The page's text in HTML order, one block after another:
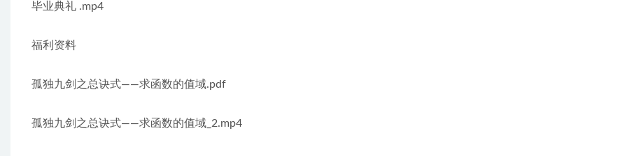
毕业典礼 .mp4
福利资料
孤独九剑之总诀式——求函数的值域.pdf
孤独九剑之总诀式——求函数的值域_2.mp4